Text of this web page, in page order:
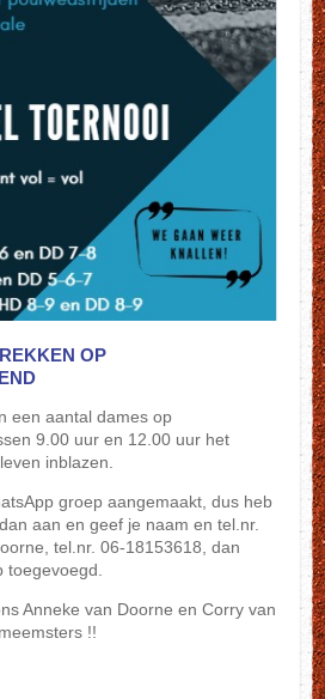
OP
een aantal dames op
9.00 uur en 12.00 uur het
inblazen.
groep aangemaakt, dus heb
aan en geef je naam en tel.nr.
tel.nr. 06-18153618, dan
Anneke van Doorne en Corry van
!!